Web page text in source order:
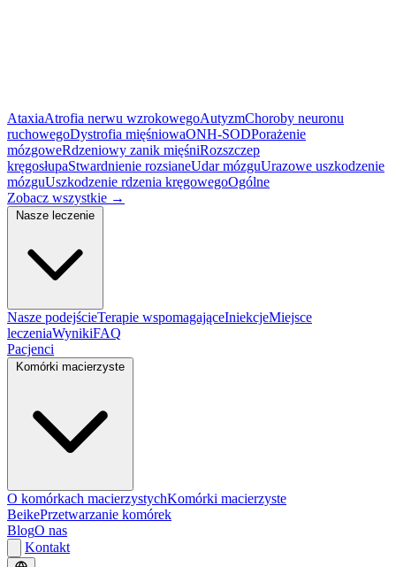
AtaxiaAtrofia nerwu wzrokowegoAutyzmChoroby neuronu
ruchowegoDystrofia mięśniowaONH-SODPorażenie
mózgoweRdzeniowy zanik mięśniRozszczep
kręgosłupaStwardnienie rozsianeUdar mózguUrazowe uszkodzenie
mózguUszkodzenie rdzenia kręgowegoOgólne
Zobacz wszystkie →
Nasze podejścieTerapie wspomagająceIniekcjeMiejsce
leczeniaWynikiFAQ
Pacjenci
O komórkach macierzystychKomórki macierzyste
BeikePrzetwarzanie komórek
BlogO nas
Kontakt